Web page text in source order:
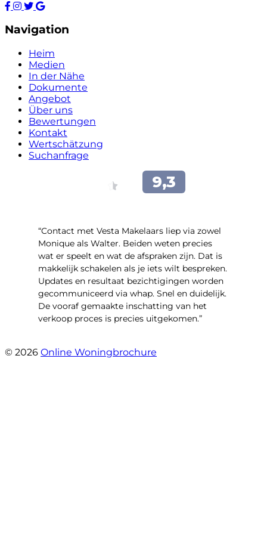
Navigation
Heim
Medien
In der Nähe
Dokumente
Angebot
Über uns
Bewertungen
Kontakt
Wertschätzung
Suchanfrage
“Contact met Vesta Makelaars liep via zowel
Monique als Walter. Beiden weten precies
wat er speelt en wat de afspraken zijn. Dat is
makkelijk schakelen als je iets wilt bespreken.
Updates en resultaat bezichtigingen worden
gecommuniceerd via whap. Snel en duidelijk.
De vooraf gemaakte inschatting van het
verkoop proces is precies uitgekomen.”
© 2026 Online Woningbrochure